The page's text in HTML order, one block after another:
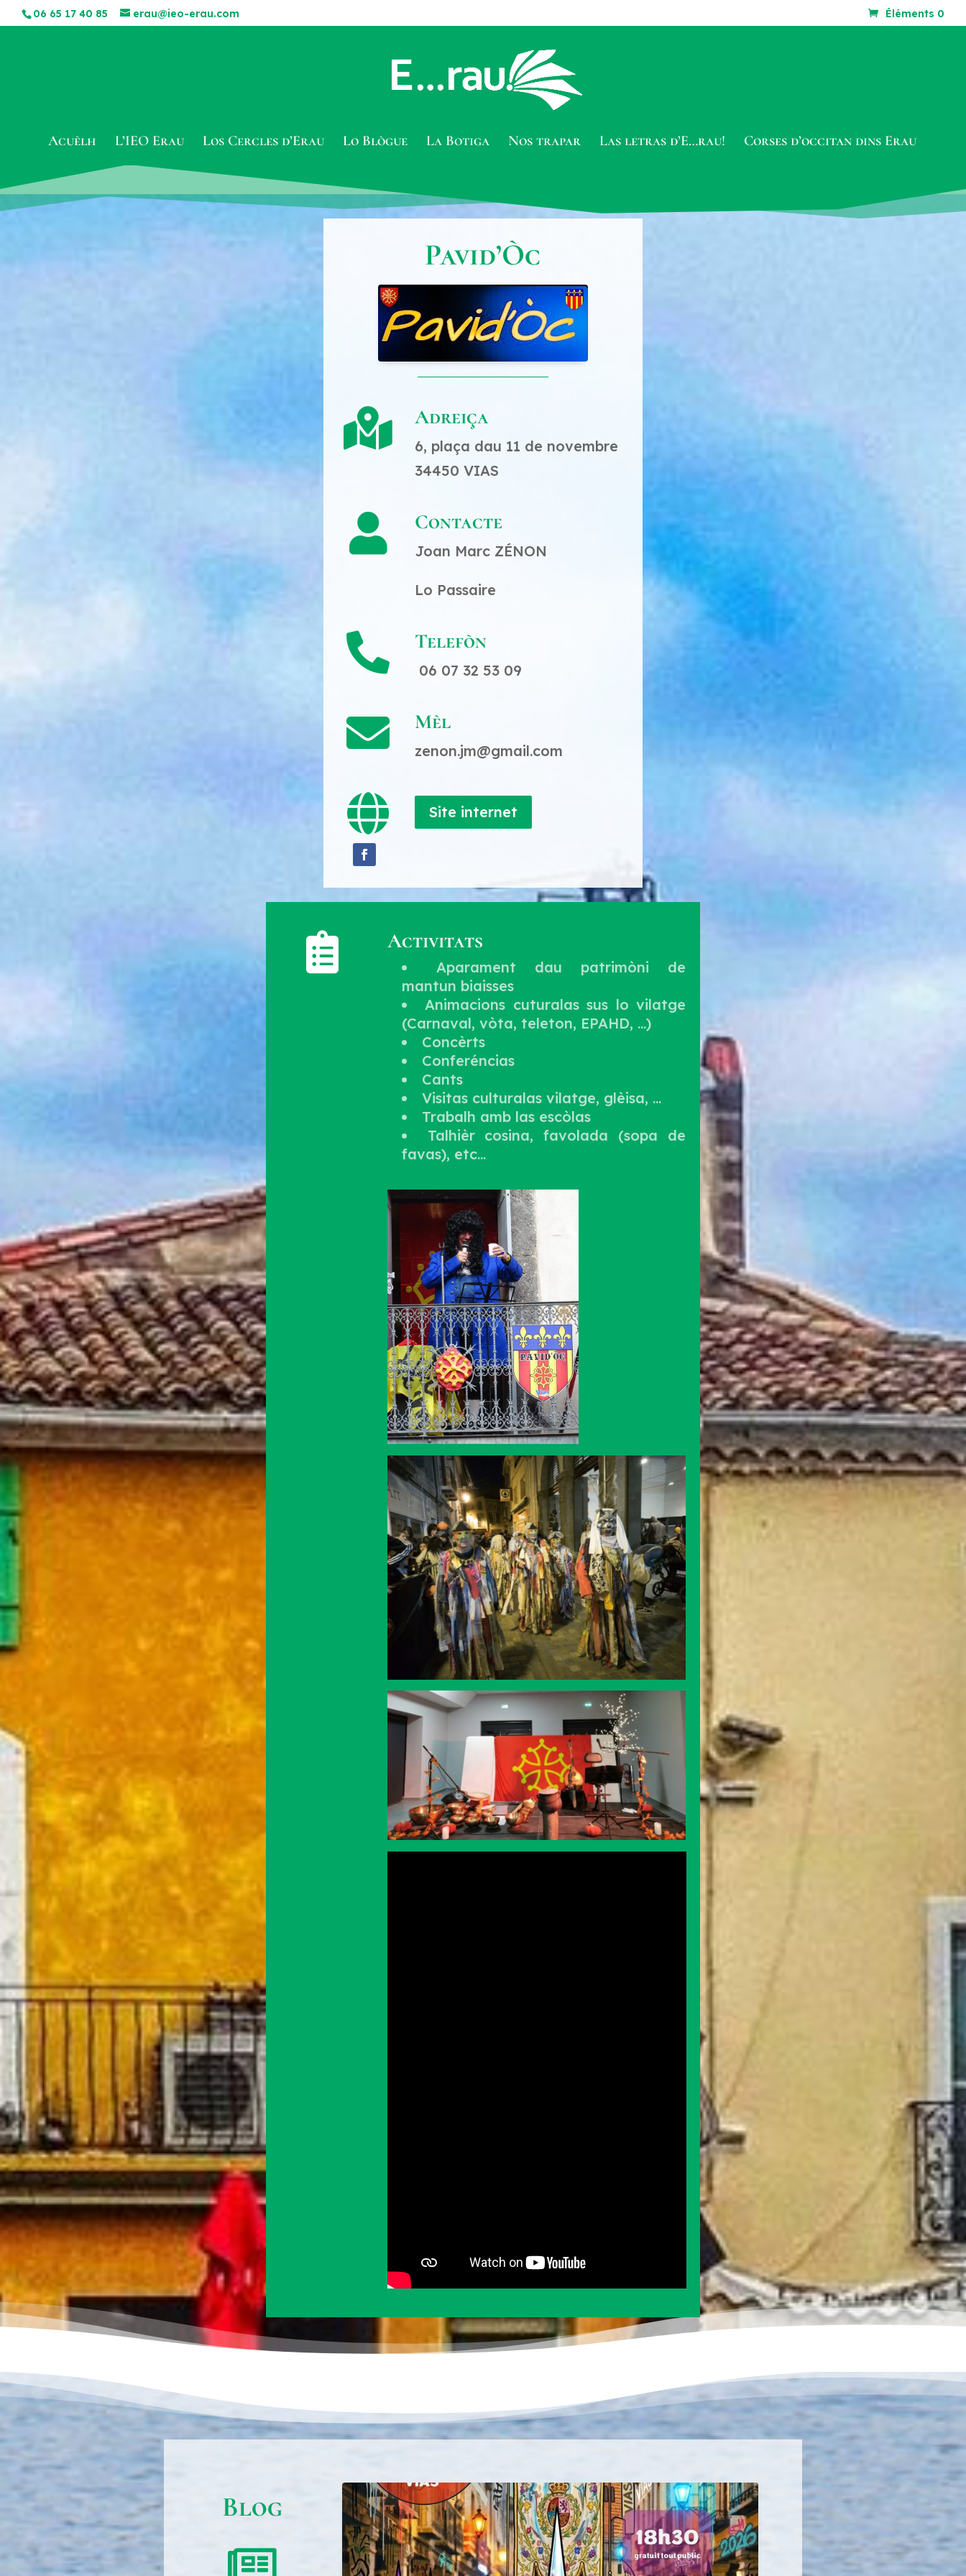
06 65 17 40 85 erau@ieo-erau.com Éléments 0
Acuèlh L’IEO Erau Los Cercles d’Erau Lo Blògue La Botiga Nos trapar Las letras d’E…rau! Corses d’occitan dins Erau
Pavid’Òc
 Adreiça
6, plaça dau 11 de novembre
34450 VIAS
 Contacte
Joan Marc ZÉNON
Lo Passaire
 Telefòn
06 07 32 53 09
 Mèl
zenon.jm@gmail.com
 Site internet
 Activitats
Aparament dau patrimòni de
mantun biaisses
Animacions cuturalas sus lo vilatge
(Carnaval, vòta, teleton, EPAHD, ...)
Concèrts
Conferéncias
Cants
Visitas culturalas vilatge, glèisa, ...
Trabalh amb las escòlas
Talhièr cosina, favolada (sopa de
favas), etc...
Blog
